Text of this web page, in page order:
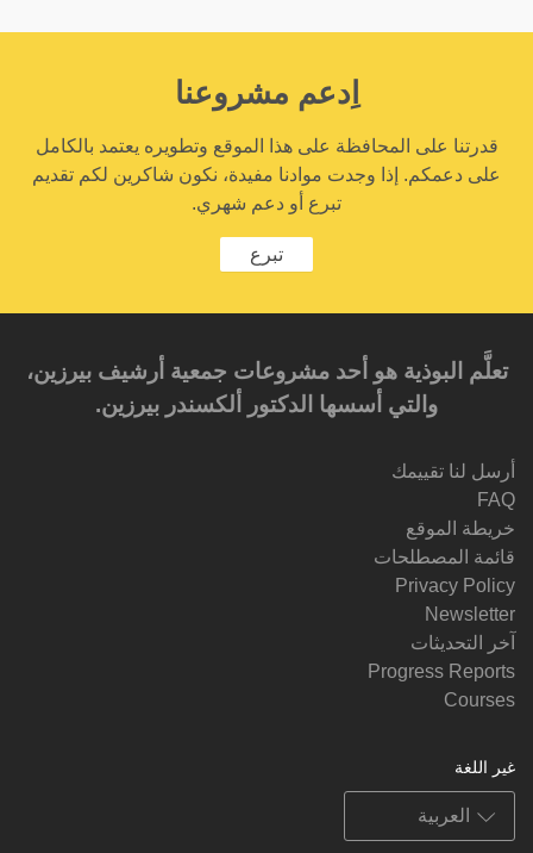
اِدعم مشروعنا
قدرتنا على المحافظة على هذا الموقع وتطويره يعتمد بالكامل
على دعمكم. إذا وجدت موادنا مفيدة، نكون شاكرين لكم تقديم
تبرع أو دعم شهري.
تبرع
تعلَّم البوذية هو أحد مشروعات جمعية أرشيف بيرزين،
والتي أسسها الدكتور ألكسندر بيرزين.‎‎
أرسل لنا تقييمك
FAQ
خريطة الموقع
قائمة المصطلحات
Privacy Policy
Newsletter
آخر التحديثات
Progress Reports
Courses
غير اللغة